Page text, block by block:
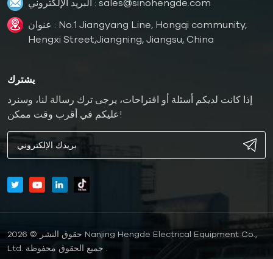
البريد الإلكتروني : sales@sinohengde.com
عنوان : No.1 Jiangyang Line, Hongqi community,
Hengxi Street,Jiangning, Jiangsu, China
يشترك
إذا كانت لديكم أسئلة أو اقتراحات، يرجى ترك رسالة لنا، وسنرد
عليكم في أقرب وقت ممكن!
حقوق النشر © 2026 Nanjing Hengde Electrical Equipment Co.,